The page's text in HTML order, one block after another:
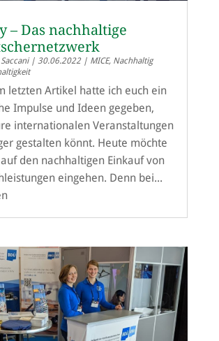
– Das nachhaltige
| 30.06.2022| MICE, Nachhaltig
letzten Artikel hatte ich euch ein
Impulse und Ideen gegeben,
internationalen Veranstaltungen
gestalten könnt. Heute möchte
den nachhaltigen Einkauf von
eingehen. Denn bei...